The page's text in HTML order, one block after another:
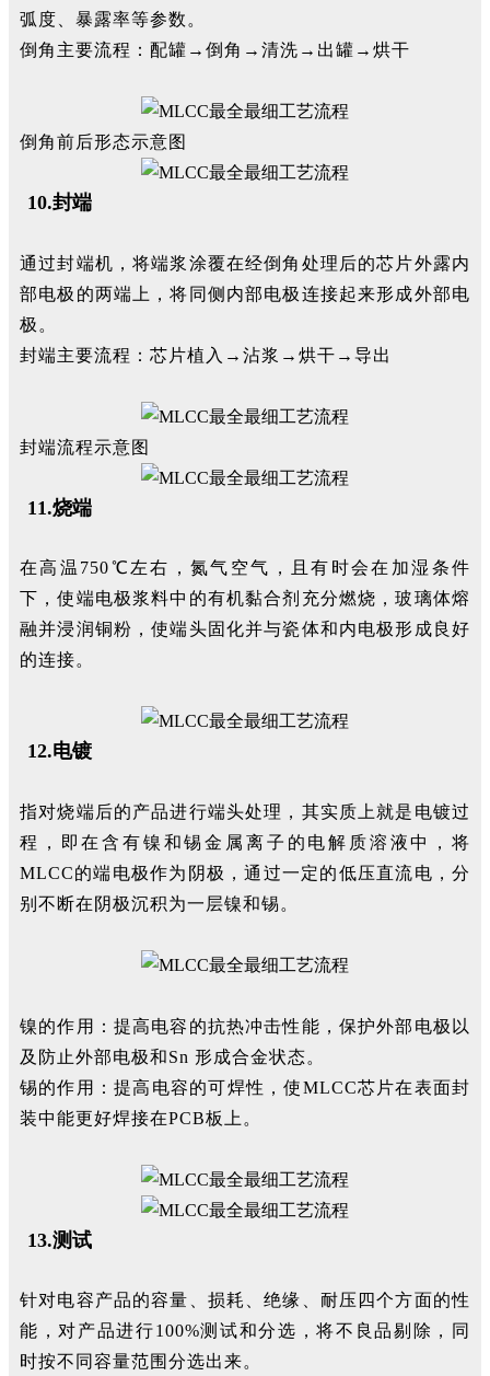
弧度、暴露率等参数。
倒角主要流程：配罐→倒角→清洗→出罐→烘干
倒角前后形态示意图
10.封端
通过封端机，将端浆涂覆在经倒角处理后的芯片外露内
部电极的两端上，将同侧内部电极连接起来形成外部电
极。
封端主要流程：芯片植入→沾浆→烘干→导出
封端流程示意图
11.烧端
在高温750℃左右，氮气空气，且有时会在加湿条件
下，使端电极浆料中的有机黏合剂充分燃烧，玻璃体熔
融并浸润铜粉，使端头固化并与瓷体和内电极形成良好
的连接。
12.电镀
指对烧端后的产品进行端头处理，其实质上就是电镀过
程，即在含有镍和锡金属离子的电解质溶液中，将
MLCC的端电极作为阴极，通过一定的低压直流电，分
别不断在阴极沉积为一层镍和锡。
镍的作用：提高电容的抗热冲击性能，保护外部电极以
及防止外部电极和Sn 形成合金状态。
锡的作用：提高电容的可焊性，使MLCC芯片在表面封
装中能更好焊接在PCB板上。
13.测试
针对电容产品的容量、损耗、绝缘、耐压四个方面的性
能，对产品进行100%测试和分选，将不良品剔除，同
时按不同容量范围分选出来。